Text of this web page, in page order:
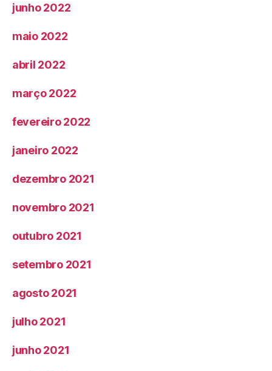
junho 2022
maio 2022
abril 2022
março 2022
fevereiro 2022
janeiro 2022
dezembro 2021
novembro 2021
outubro 2021
setembro 2021
agosto 2021
julho 2021
junho 2021